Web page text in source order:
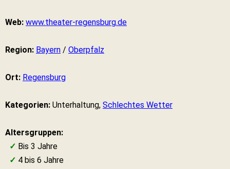
Web: www.theater-regensburg.de
Region: Bayern / Oberpfalz
Ort: Regensburg
Kategorien: Unterhaltung, Schlechtes Wetter
Altersgruppen:
✓ Bis 3 Jahre
✓ 4 bis 6 Jahre